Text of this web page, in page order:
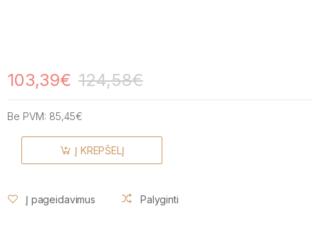
103,39€ 124,58€
Be PVM: 85,45€
Į KREPŠELĮ
Į pageidavimus Palyginti